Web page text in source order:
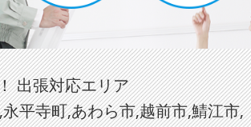
出張対応エリア
平寺町,あわら市,越前市,鯖江市,